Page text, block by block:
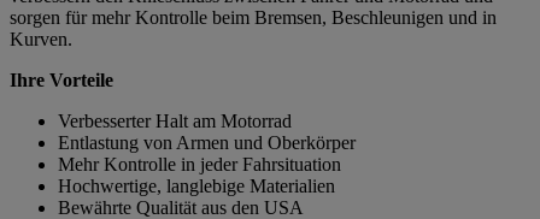
sorgen für mehr Kontrolle beim Bremsen, Beschleunigen und in
Kurven.
Ihre Vorteile
Verbesserter Halt am Motorrad
Entlastung von Armen und Oberkörper
Mehr Kontrolle in jeder Fahrsituation
Hochwertige, langlebige Materialien
Bewährte Qualität aus den USA